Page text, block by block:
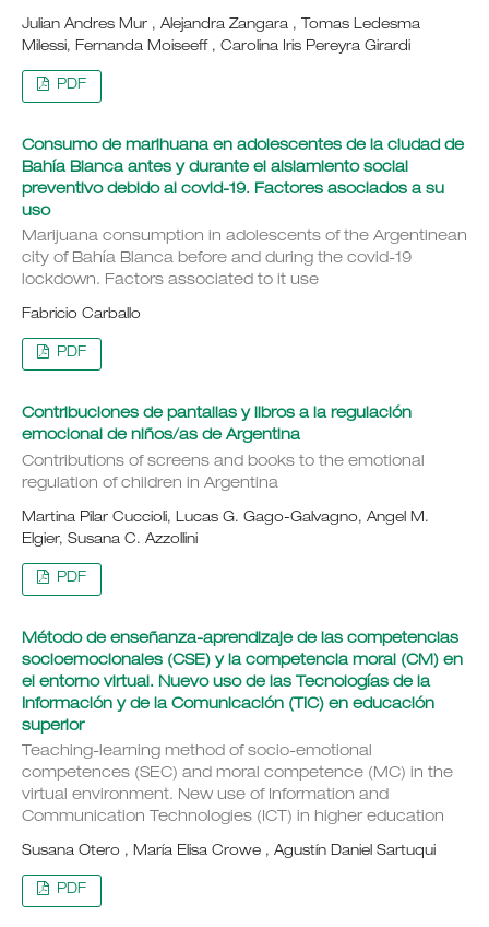
Julian Andres Mur , Alejandra Zangara , Tomas Ledesma
Milessi, Fernanda Moiseeff , Carolina Iris Pereyra Girardi
PDF
Consumo de marihuana en adolescentes de la ciudad de
Bahía Blanca antes y durante el aislamiento social
preventivo debido al covid-19. Factores asociados a su
uso
Marijuana consumption in adolescents of the Argentinean
city of Bahía Blanca before and during the covid-19
lockdown. Factors associated to it use
Fabricio Carballo
PDF
Contribuciones de pantallas y libros a la regulación
emocional de niños/as de Argentina
Contributions of screens and books to the emotional
regulation of children in Argentina
Martina Pilar Cuccioli, Lucas G. Gago-Galvagno, Angel M.
Elgier, Susana C. Azzollini
PDF
Método de enseñanza-aprendizaje de las competencias
socioemocionales (CSE) y la competencia moral (CM) en
el entorno virtual. Nuevo uso de las Tecnologías de la
Información y de la Comunicación (TIC) en educación
superior
Teaching-learning method of socio-emotional
competences (SEC) and moral competence (MC) in the
virtual environment. New use of Information and
Communication Technologies (ICT) in higher education
Susana Otero , María Elisa Crowe , Agustín Daniel Sartuqui
PDF